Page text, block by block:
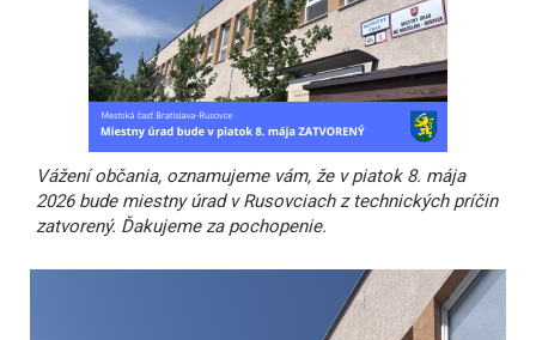
Vážení občania, oznamujeme vám, že v piatok 8. mája
2026 bude miestny úrad v Rusovciach z technických príčin
zatvorený. Ďakujeme za pochopenie.